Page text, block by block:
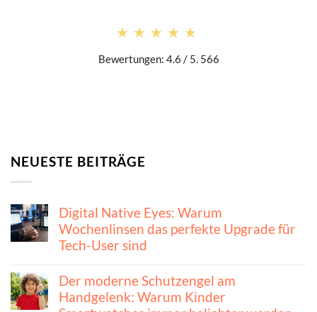
★★★★★
★★★★★
Bewertungen: 4.6 / 5. 566
NEUESTE BEITRÄGE
Digital Native Eyes: Warum
Wochenlinsen das perfekte Upgrade für
Tech-User sind
Der moderne Schutzengel am
Handgelenk: Warum Kinder